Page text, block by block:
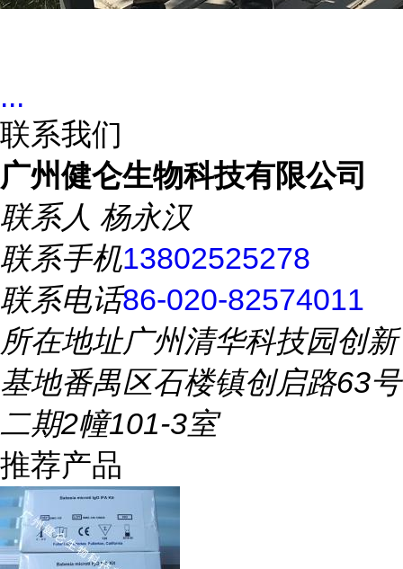
...
联系我们
广州健仑生物科技有限公司
联系人 杨永汉
联系手机13802525278
联系电话86-020-82574011
所在地址广州清华科技园创新
基地番禺区石楼镇创启路63号
二期2幢101-3室
推荐产品